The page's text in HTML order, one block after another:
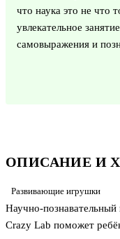
ОПИСАНИЕ И
Развивающие игрушки
Научно-
Crazy Lab поможет
что наука это не что
увлекательное
самовыражения и